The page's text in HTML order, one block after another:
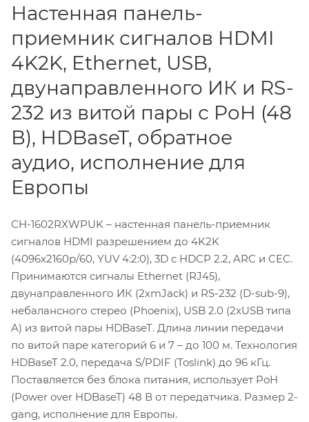
Настенная панель-
приемник сигналов HDMI
4K2K, Ethernet, USB,
двунаправленного ИК и RS-
232 из витой пары с PoH (48
В), HDBaseT, обратное
аудио, исполнение для
Европы
CH-1602RXWPUK – настенная панель-приемник
сигналов HDMI разрешением до 4K2K
(4096x2160p/60, YUV 4:2:0), 3D с HDCP 2.2, ARC и CEC.
Принимаются сигналы Ethernet (RJ45),
двунаправленного ИК (2хmJack) и RS-232 (D-sub-9),
небалансного стерео (Phoenix), USB 2.0 (2хUSB типа
A) из витой пары HDBaseT. Длина линии передачи
по витой паре категорий 6 и 7 – до 100 м. Технология
HDBaseT 2.0, передача S/PDIF (Toslink) до 96 кГц.
Поставляется без блока питания, использует PoH
(Power over HDBaseT) 48 В от передатчика. Размер 2-
gang, исполнение для Европы.